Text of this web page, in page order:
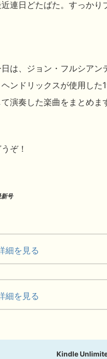
連日どたばた。すっか
は、ジョン・フルシア
ンドリックスが使用し
演奏した楽曲をまとめま
ぞ！
号
細を見る
細を見る
Kindle